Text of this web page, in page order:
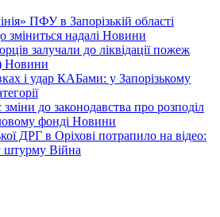
ПФУ в Запорізькій області
надалі Новини
залучали до ліквідації пожеж
Новини
і удар КАБами: у Запорізькому
до законодавства про розподіл
фонді Новини
ДРГ в Оріхові потрапило на відео:
штурму Війна